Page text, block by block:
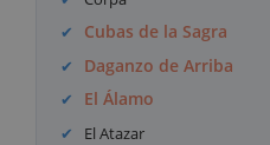
Cubas de la Sagra
Daganzo de Arriba
El Álamo
El Atazar